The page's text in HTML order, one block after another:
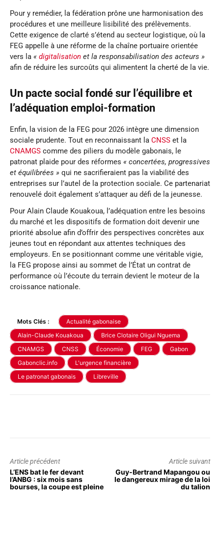
Pour y remédier, la fédération prône une harmonisation des
procédures et une meilleure lisibilité des prélèvements.
Cette exigence de clarté s’étend au secteur logistique, où la
FEG appelle à une réforme de la chaîne portuaire orientée
vers la « digitalisation et la responsabilisation des acteurs »
afin de réduire les surcoûts qui alimentent la cherté de la vie.
Un pacte social fondé sur l’équilibre et
l’adéquation emploi-formation
Enfin, la vision de la FEG pour 2026 intègre une dimension
sociale prudente. Tout en reconnaissant la CNSS et la
CNAMGS comme des piliers du modèle gabonais, le
patronat plaide pour des réformes « concertées, progressives
et équilibrées » qui ne sacrifieraient pas la viabilité des
entreprises sur l’autel de la protection sociale. Ce partenariat
renouvelé doit également s’attaquer au défi de la jeunesse.
Pour Alain Claude Kouakoua, l’adéquation entre les besoins
du marché et les dispositifs de formation doit devenir une
priorité absolue afin d’offrir des perspectives concrètes aux
jeunes tout en répondant aux attentes techniques des
employeurs. En se positionnant comme une véritable vigie,
la FEG propose ainsi au sommet de l’État un contrat de
performance où l’écoute du terrain devient le moteur de la
croissance nationale.
Mots Clés :
Actualité gabonaise
Alain-Claude Kouakoua
Brice Clotaire Oligui Nguema
CNAMGS
CNSS Économie FEG
Gabon
Gabonclic.info
L'urgence financière
Le patronat gabonais
Libreville
Article précédent
L’ENS bat le fer devant
l’ANBG : six mois sans
bourses, la coupe est pleine
Article suivant
Guy-Bertrand Mapangou ou
le dangereux mirage de la loi
du talion